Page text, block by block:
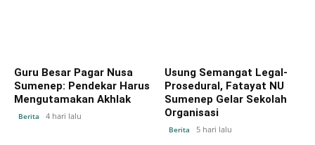
Guru Besar Pagar Nusa
Sumenep: Pendekar Harus
Mengutamakan Akhlak
Berita 4 hari lalu
Usung Semangat Legal-
Prosedural, Fatayat NU
Sumenep Gelar Sekolah
Organisasi
Berita 5 hari lalu